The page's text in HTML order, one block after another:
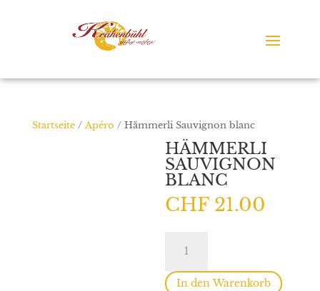
Startseite/ Apéro / Hämmerli Sauvignon blanc
HÄMMERLI
SAUVIGNON
BLANC
CHF 21.00
Sauvignon
Menge
In den Warenkorb